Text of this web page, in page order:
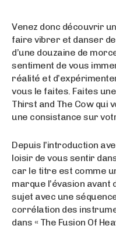
Venez donc découvrir
faire vibrer et danser
d’une douzaine de
sentiment de vous
réalité et
vous le faites. Faites
Thirst and The Cow qui
une consistance sur
Depuis l’introduction
loisir de vous sentir
car le titre est comme
marque l’évasion avant
sujet avec une
corrélation des
dans « The Fusion Of